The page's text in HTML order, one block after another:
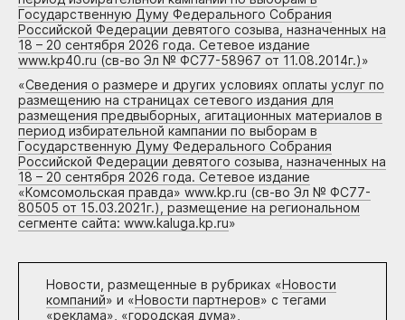
Государственную Думу Федерального Собрания
Российской Федерации девятого созыва, назначенных на
18 – 20 сентября 2026 года. Сетевое издание
www.kp40.ru (св-во Эл № ФС77-58967 от 11.08.2014г.)»
«Сведения о размере и других условиях оплаты услуг по
размещению на страницах сетевого издания для
размещения предвыборных, агитационных материалов в
период избирательной кампании по выборам в
Государственную Думу Федерального Собрания
Российской Федерации девятого созыва, назначенных на
18 – 20 сентября 2026 года. Сетевое издание
«Комсомольская правда» www.kp.ru (св-во Эл № ФС77-
80505 от 15.03.2021г.), размещение на региональном
сегменте сайта: www.kaluga.kp.ru»
Новости, размещенные в рубриках «Новости
компаний» и «Новости партнеров» с тегами
«реклама», «городская дума»,